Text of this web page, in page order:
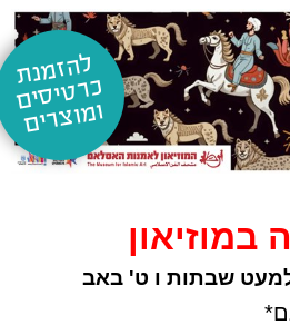
ל
ה
זמ
נת
כ
רט
יס
ים
ומ
וצ
רים